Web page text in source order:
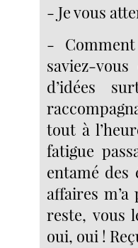
- Je vous
-
saviez-
d’idées
tout à
fatigue
entamé des
affaires
reste, vous
oui, oui !